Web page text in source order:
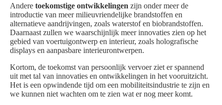
Andere toekomstige ontwikkelingen zijn onder meer de
introductie van meer milieuvriendelijke brandstoffen en
alternatieve aandrijvingen, zoals waterstof en biobrandstoffen.
Daarnaast zullen we waarschijnlijk meer innovaties zien op het
gebied van voertuigontwerp en interieur, zoals holografische
displays en aanpasbare interieurontwerpen.
Kortom, de toekomst van persoonlijk vervoer ziet er spannend
uit met tal van innovaties en ontwikkelingen in het vooruitzicht.
Het is een opwindende tijd om een mobiliteitsindustrie te zijn en
we kunnen niet wachten om te zien wat er nog meer komt.